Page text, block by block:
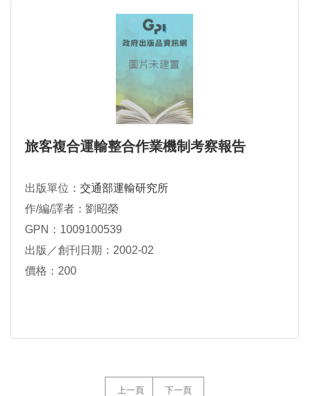
旅客複合運輸整合作業機制考察報告
出版單位： 交通部運輸研究所
作/編/譯者：劉昭榮
GPN：1009100539
出版／創刊日期：2002-02
價格：200
上一頁 下一頁